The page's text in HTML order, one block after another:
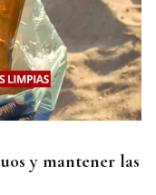
y mantener las